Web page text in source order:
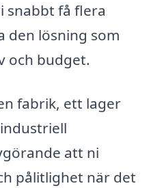
snabbt få flera
den lösning som
och budget.
fabrik, ett lager
att ni
pålitlighet när det